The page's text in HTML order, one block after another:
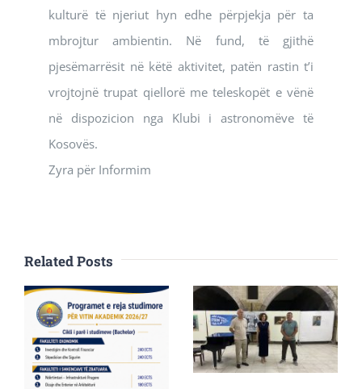
kulturë të njeriut hyn edhe përpjekja për ta
mbrojtur ambientin. Në fund, të gjithë
pjesëmarrësit në këtë aktivitet, patën rastin t’i
vrojtojnë trupat qiellorë me teleskopët e vënë
në dispozicion nga Klubi i astronomëve të
Kosovës.
Zyra për Informim
Related Posts